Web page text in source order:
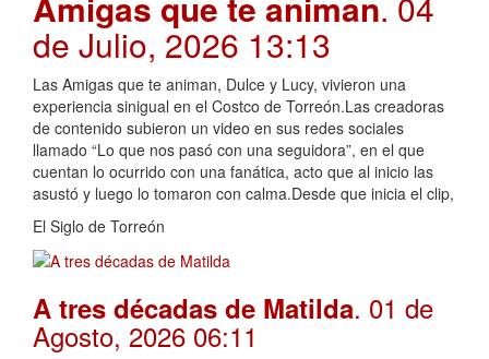
de Julio, 2026 13:13
Las Amigas que te animan, Dulce y Lucy, vivieron una
experiencia sinigual en el Costco de Torreón.Las creadoras
de contenido subieron un video en sus redes sociales
llamado “Lo que nos pasó con una seguidora”, en el que
cuentan lo ocurrido con una fanática, acto que al inicio las
asustó y luego lo tomaron con calma.Desde que inicia el clip,
El Siglo de Torreón
A tres décadas de Matilda. 01 de
Agosto, 2026 06:11